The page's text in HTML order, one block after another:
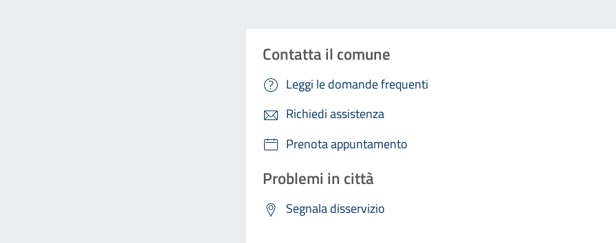
Contatta il comune
Leggi le domande frequenti
Richiedi assistenza
Prenota appuntamento
Problemi in città
Segnala disservizio